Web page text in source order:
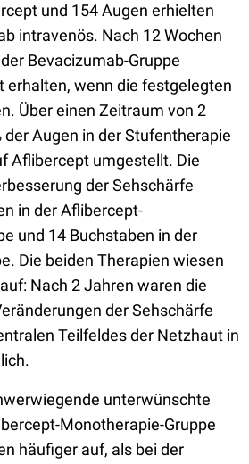
und 154 Augen erhielten
intravenös. Nach 12 Wochen
Bevacizumab-Gruppe
erhalten, wenn die festgelegten
Über einen Zeitraum von 2
der Augen in der Stufentherapie
Aflibercept umgestellt. Die
der Sehschärfe
in der Aflibercept-
und 14 Buchstaben in der
Die beiden Therapien wiesen
Nach 2 Jahren waren die
der Sehschärfe
Teilfeldes der Netzhaut in
unterwünschte
Monotherapie-Gruppe
häufiger auf, als bei der